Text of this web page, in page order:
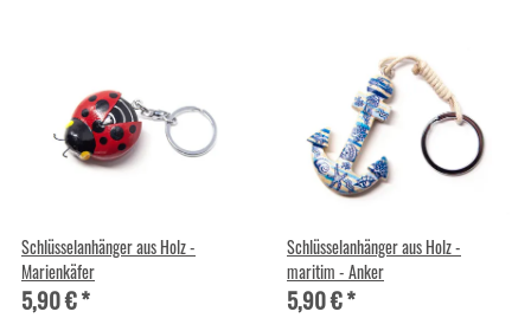
Schlüsselanhänger aus Holz -
Marienkäfer
5,90 €*
Schlüsselanhänger aus Holz -
maritim - Anker
5,90 €*